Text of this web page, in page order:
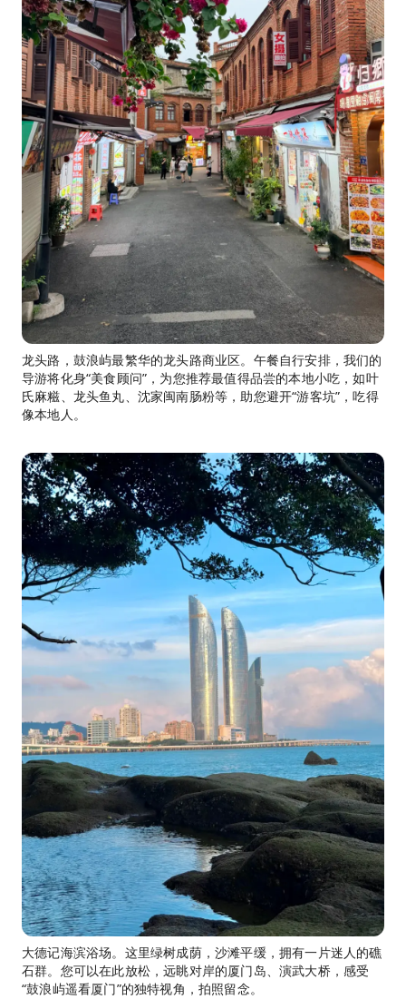
龙头路，鼓浪屿最繁华的龙头路商业区。午餐自行安排，我们的
导游将化身“美食顾问”，为您推荐最值得品尝的本地小吃，如叶
氏麻糍、龙头鱼丸、沈家闽南肠粉等，助您避开“游客坑”，吃得
像本地人。
大德记海滨浴场。这里绿树成荫，沙滩平缓，拥有一片迷人的礁
石群。您可以在此放松，远眺对岸的厦门岛、演武大桥，感受
“鼓浪屿遥看厦门”的独特视角，拍照留念。